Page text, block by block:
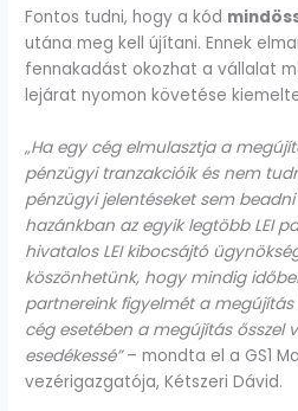
Fontos tudni, hogy a kód
utána meg kell újítani. Ennek
fennakadást okozhat a vállalat
lejárat nyomon követése
„Ha egy cég elmulasztja a
pénzügyi tranzakcióik és nem
pénzügyi jelentéseket sem
hazánkban az egyik legtöbb LEI
hivatalos LEI kibocsájtó
köszönhetünk, hogy mindig
partnereink figyelmét a
cég esetében a megújítás ősszel
esedékessé”– mondta el a GS1
vezérigazgatója, Kétszeri Dávid.